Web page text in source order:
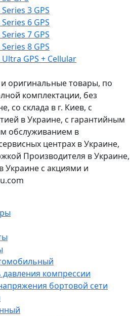
3 GPS
6 GPS
7 GPS
8 GPS
GPS + Cellular
оригинальные товары, по
комплектации, без
со склада в г. Киев, с
в Украине, с гарантийным
обслуживанием в
центрах в Украине,
Производителя в Украине,
Украине с акциями и
компрессии
бортовой сети